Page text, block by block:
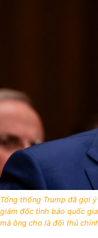
Tổng thống Trump đã gợi
giám đốc tình báo quốc
mà ông cho là đối thủ